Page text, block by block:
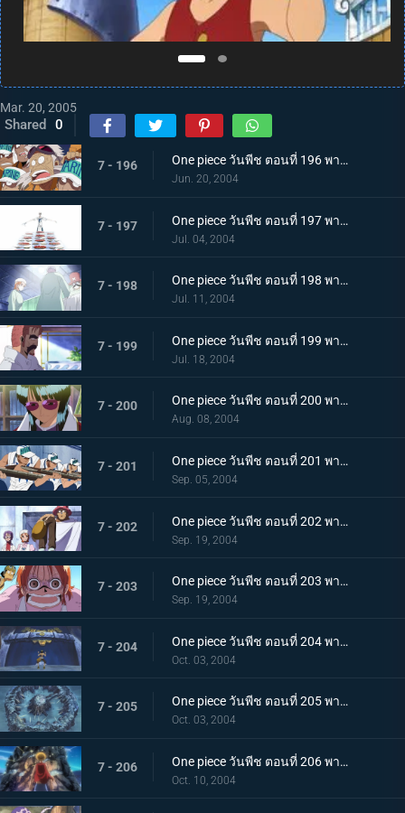
Mar. 20, 2005
Shared 0
7 - 196 One piece วันพีช ตอนที่ 196 พากย์ไทย คำสั่งภาวะฉุกเฉิน! เรือโจรสลัดชั่วร้ายบุก!
Jun. 20, 2004
7 - 197 One piece วันพีช ตอนที่ 197 พากย์ไทย ยอดกุ๊กซันจิ! แสดงฝีมือในโรงอาหารกองทัพเรือ!
Jul. 04, 2004
7 - 198 One piece วันพีช ตอนที่ 198 พากย์ไทย โซโลกับช็อปเปอร์ถูกจับกุม การผ่าตัดด่วน
Jul. 11, 2004
7 - 199 One piece วันพีช ตอนที่ 199 พากย์ไทย ทีมสำรวจกองทัพเรือบุกจู่โจม! โดนจับเพิ่มเป็นสองแล้ว!
Jul. 18, 2004
7 - 200 One piece วันพีช ตอนที่ 200 พากย์ไทย ลูฟี่กับซันจิสู้ตาย! ยุทธการช่วยเหลือ!
Aug. 08, 2004
7 - 201 One piece วันพีช ตอนที่ 201 พากย์ไทย หน่วยพิเศษเลือดร้อนร่วมแจม! การต่อสู้ที่สะพานข้าม!
Sep. 05, 2004
7 - 202 One piece วันพีช ตอนที่ 202 พากย์ไทย ฝ่าวงล้อมออกไป!ศึกชิงเรือโกอิ้งแมรี่
Sep. 19, 2004
7 - 203 One piece วันพีช ตอนที่ 203 พากย์ไทย เรือโจรสลัดหายไป! บุกป้อมปราการยก 2
Sep. 19, 2004
7 - 204 One piece วันพีช ตอนที่ 204 พากย์ไทย แผนการทวงทองคำและแผนการทวงเวพเวอร์!
Oct. 03, 2004
7 - 205 One piece วันพีช ตอนที่ 205 พากย์ไทย แผนการจับยกกลุ่ม โจนาธานมั่นใจเกินร้อย
Oct. 03, 2004
7 - 206 One piece วันพีช ตอนที่ 206 พากย์ไทย ลาก่อนป้อมปราการกองทัพเรือ! การต่อสู้ครั้งสุดท้ายเพื่อหลบหนี!
Oct. 10, 2004